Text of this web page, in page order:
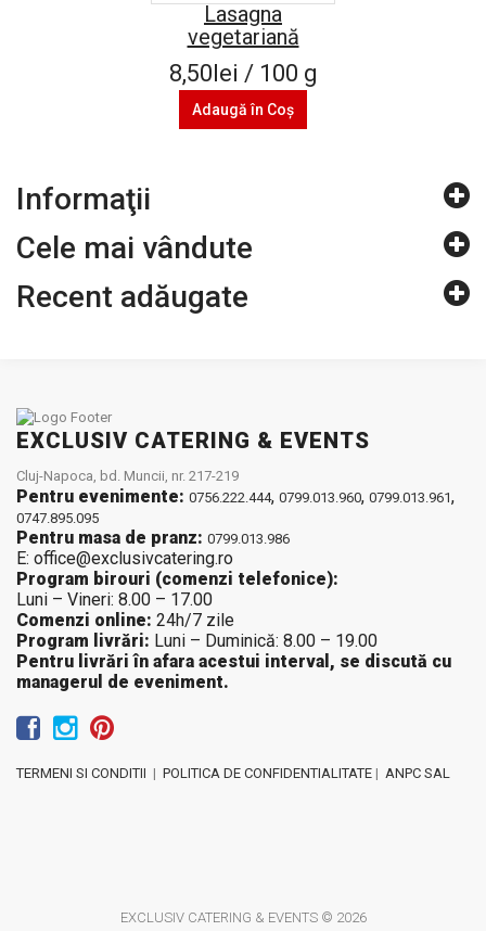
Lasagna
vegetariană
8,50lei / 100 g
Adaugă în Coş
Informaţii
Cele mai vândute
Recent adăugate
EXCLUSIV CATERING & EVENTS
Cluj-Napoca, bd. Muncii, nr. 217-219
Pentru evenimente: 0756.222.444, 0799.013.960, 0799.013.961,
0747.895.095
Pentru masa de pranz: 0799.013.986
E: office@exclusivcatering.ro
Program birouri (comenzi telefonice):
Luni – Vineri: 8.00 – 17.00
Comenzi online: 24h/7 zile
Program livrări: Luni – Duminică: 8.00 – 19.00
Pentru livrări în afara acestui interval, se discută cu
managerul de eveniment.
TERMENI SI CONDITII | POLITICA DE CONFIDENTIALITATE | ANPC SAL
EXCLUSIV CATERING & EVENTS © 2026